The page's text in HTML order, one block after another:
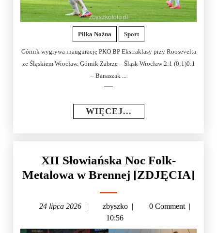
Piłka Nożna Sport
Górnik wygrywa inaugurację PKO BP Ekstraklasy przy Roosevelta
ze Śląskiem Wrocław. Górnik Zabrze – Śląsk Wrocław 2:1 (0:1)0:1
– Banaszak ...
WIĘCEJ...
XII Słowiańska Noc Folk-
Metalowa w Brennej [ZDJĘCIA]
24 lipca 2026 | zbyszko | 0 Comment |
10:56